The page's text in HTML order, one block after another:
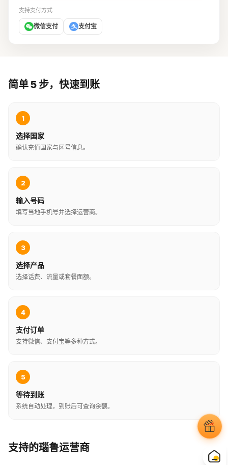
支持支付方式
微信支付 支付宝
简单 5 步，快速到账
1
选择国家
确认充值国家与区号信息。
2
输入号码
填写当地手机号并选择运营商。
3
选择产品
选择话费、流量或套餐面额。
4
支付订单
支持微信、支付宝等多种方式。
5
等待到账
系统自动处理，到账后可查询余额。
支持的瑙鲁运营商